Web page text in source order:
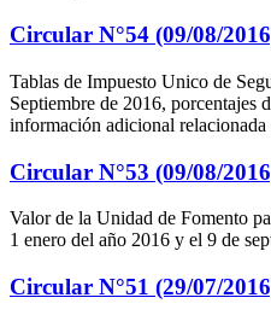
Circular N°54 (09/08/
Tablas de Impuesto Unico de
Septiembre de 2016, porcentajes
información adicional
Circular N°53 (09/08/
Valor de la Unidad de Fomento
1 enero del año 2016 y el 9 de
Circular N°51 (29/07/